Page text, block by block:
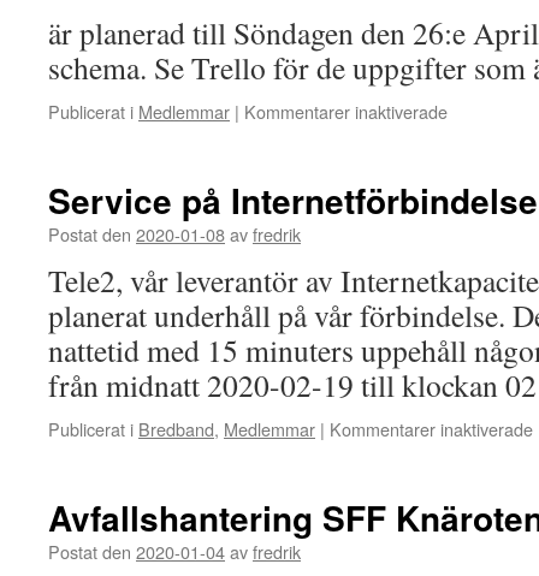
är planerad till Söndagen den 26:e
schema. Se Trello för de uppgifter som
Publicerat i Medlemmar | Kommentarer inaktiveradeför
Service på Internetförbindelse
Postat den 2020-01-08avfredrik
Tele2, vår leverantör av
planerat underhåll på vår förbindelse.
nattetid med 15 minuters uppehåll
från midnatt 2020-02-19 till klockan
Publicerat i Bredband, Medlemmar | Kommentarer inaktiverade
Avfallshantering SFF
Postat den 2020-01-04avfredrik